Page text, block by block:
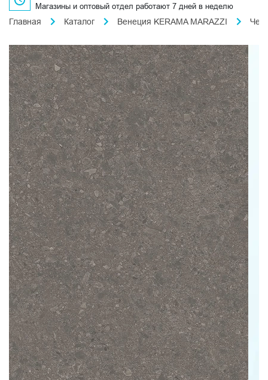
Магазины и оптовый отдел работают 7 дней в неделю
Главная
Каталог Венеция KERAMA MARAZZI